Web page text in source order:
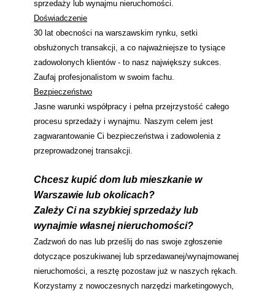
sprzedaży lub wynajmu nieruchomości.
Doświadczenie
30 lat obecności na warszawskim rynku, setki
obsłużonych transakcji, a co najważniejsze to tysiące
zadowolonych klientów - to nasz największy sukces.
Zaufaj profesjonalistom w swoim fachu.
Bezpieczeństwo
Jasne warunki współpracy i pełna przejrzystość całego
procesu sprzedaży i wynajmu. Naszym celem jest
zagwarantowanie Ci bezpieczeństwa i zadowolenia z
przeprowadzonej transakcji.
Chcesz kupić dom lub mieszkanie w
Warszawie lub okolicach?
Zależy Ci na szybkiej sprzedaży lub
wynajmie własnej nieruchomości?
Zadzwoń do nas lub prześlij do nas swoje zgłoszenie
dotyczące poszukiwanej lub sprzedawanej/wynajmowanej
nieruchomości, a resztę pozostaw już w naszych rękach.
Korzystamy z nowoczesnych narzędzi marketingowych,